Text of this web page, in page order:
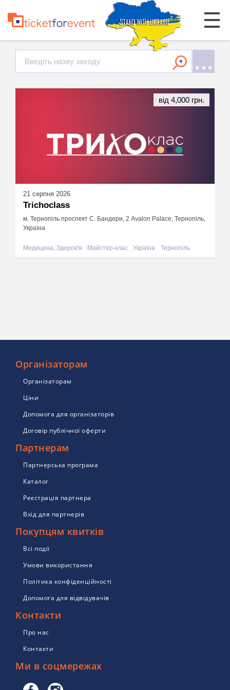
21 серпня 2026
Trichoclass
м. Тернопіль проспект С. Бандери, 2 Avalon Palace, Тернопіль,
Україна
Медицина, Здоров'я Майстер-клас Україна Тернопіль
від 4,000 грн.
Організаторам
Організаторам
Ціни
Допомога для організаторів
Договір публічної оферти
Партнерам
Партнерська програма
Каталог
Реєстрація партнера
Вхід для партнерів
Покупцям квитків
Всі події
Умови використання
Політика конфіденційності
Допомога для відвідувачів
Контакти
Про нас
Контакти
Ми в соцмережах